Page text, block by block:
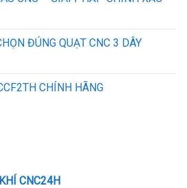
ĐÚNG QUẠT CNC 3 DÂY
CHÍNH HÃNG
CNC24H